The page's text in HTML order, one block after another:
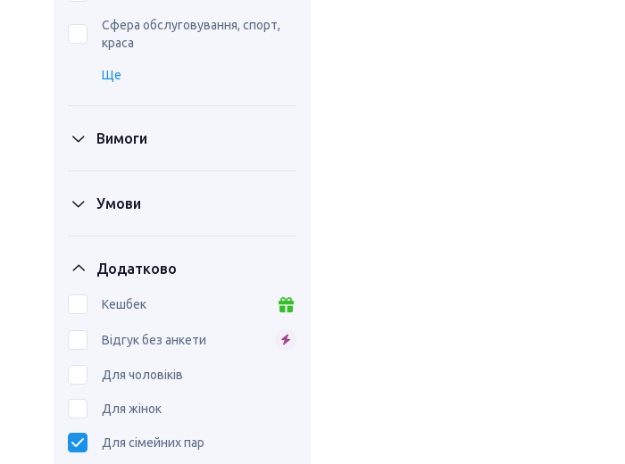
Сфера обслуговування, спорт,
краса
Ще
Вимоги
Умови
Додатково
Кешбек
Відгук без анкети
Для чоловіків
Для жінок
Для сімейних пар